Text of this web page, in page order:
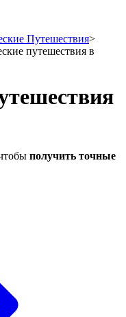
Путешествия>
путешествия в
получить точные